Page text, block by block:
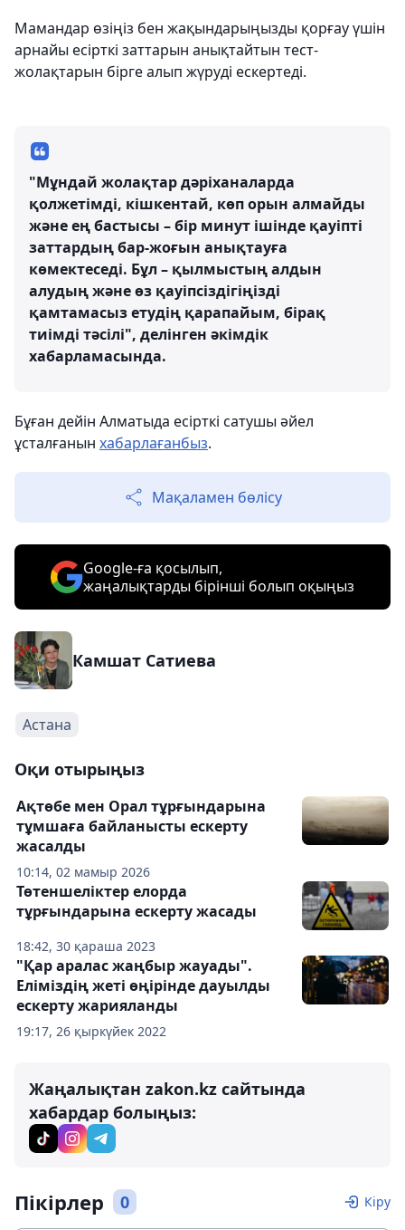
Мамандар өзіңіз бен жақындарыңызды қорғау үшін
арнайы есірткі заттарын анықтайтын тест-
жолақтарын бірге алып жүруді ескертеді.
"Мұндай жолақтар дәріханаларда
қолжетімді, кішкентай, көп орын алмайды
және ең бастысы – бір минут ішінде қауіпті
заттардың бар-жоғын анықтауға
көмектеседі. Бұл – қылмыстың алдын
алудың және өз қауіпсіздігіңізді
қамтамасыз етудің қарапайым, бірақ
тиімді тәсілі", делінген әкімдік
хабарламасында.
Бұған дейін Алматыда есірткі сатушы әйел
ұсталғанын хабарлағанбыз.
Мақаламен бөлісу
Google-ға қосылып,
жаңалықтарды бірінші болып оқыңыз
Камшат Сатиева
Астана
Оқи отырыңыз
10:14, 02 мамыр 2026
Ақтөбе мен Орал тұрғындарына
тұмшаға байланысты ескерту
жасалды
18:42, 30 қараша 2023
Төтеншеліктер елорда
тұрғындарына ескерту жасады
19:17, 26 қыркүйек 2022
"Қар аралас жаңбыр жауады".
Еліміздің жеті өңірінде дауылды
ескерту жарияланды
Жаңалықтан zakon.kz сайтында
хабардар болыңыз:
Пікірлер 0 Кіру